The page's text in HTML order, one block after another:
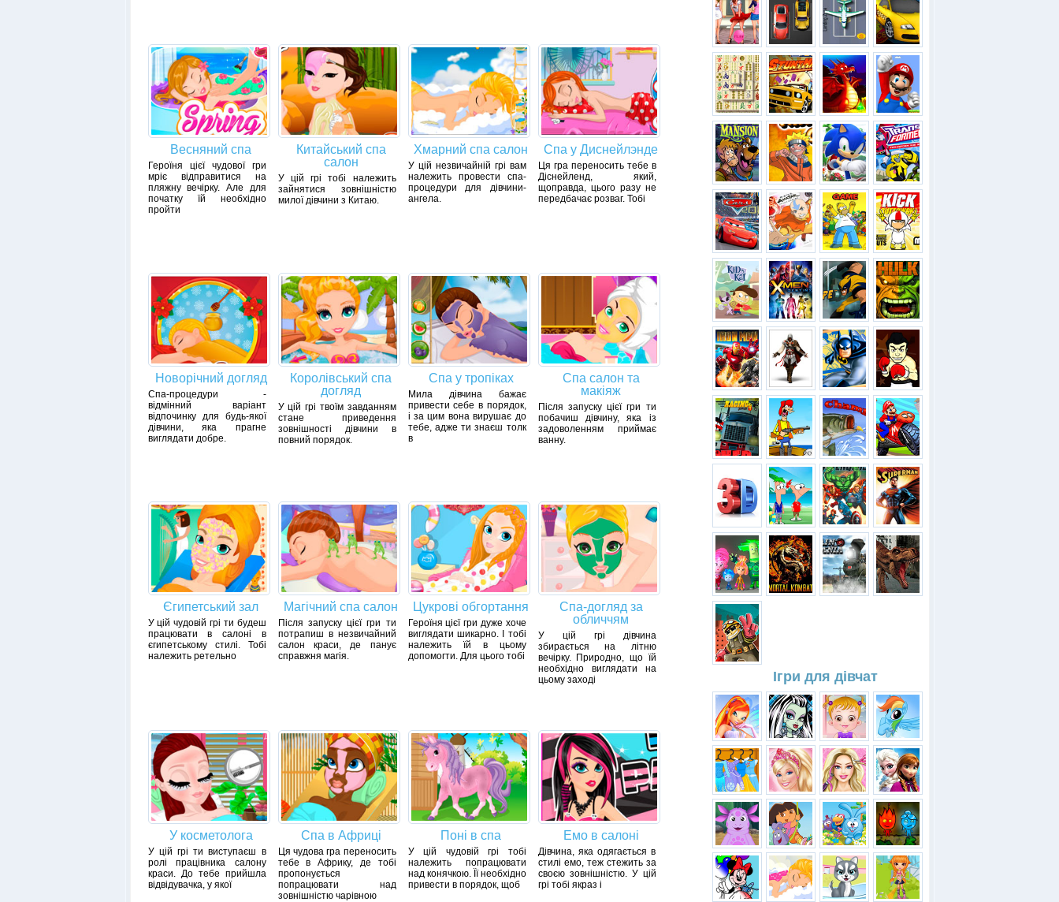
Весняний спа
Героїня цієї чудової гри
мріє відправитися на
пляжну вечірку. Але для
початку їй необхідно
пройти
Китайський спа
салон
У цій грі тобі належить
зайнятися зовнішністю
милої дівчини з Китаю.
Хмарний спа салон
У цій незвичайній грі вам
належить провести спа-
процедури для дівчини-
ангела.
Спа у Диснейлэнде
Ця гра переносить тебе в
Діснейленд, який,
щоправда, цього разу не
передбачає розваг. Тобі
Новорічний догляд
Спа-процедури -
відмінний варіант
відпочинку для будь-якої
дівчини, яка прагне
виглядати добре.
Королівський спа
догляд
У цій грі твоїм завданням
стане приведення
зовнішності дівчини в
повний порядок.
Спа у тропіках
Мила дівчина бажає
привести себе в порядок,
і за цим вона вирушає до
тебе, адже ти знаєш толк
в
Спа салон та
макіяж
Після запуску цієї гри ти
побачиш дівчину, яка із
задоволенням приймає
ванну.
Єгипетський зал
У цій чудовій грі ти будеш
працювати в салоні в
єгипетському стилі. Тобі
належить ретельно
Магічний спа салон
Після запуску цієї гри ти
потрапиш в незвичайний
салон краси, де панує
справжня магія.
Цукрові обгортання
Героїня цієї гри дуже хоче
виглядати шикарно. І тобі
належить їй в цьому
допомогти. Для цього тобі
Спа-догляд за
обличчям
У цій грі дівчина
збирається на літню
вечірку. Природно, що їй
необхідно виглядати на
цьому заході
У косметолога
У цій грі ти виступаєш в
ролі працівника салону
краси. До тебе прийшла
відвідувачка, у якої
Спа в Африці
Ця чудова гра переносить
тебе в Африку, де тобі
пропонується
попрацювати над
зовнішністю чарівною
Поні в спа
У цій чудовій грі тобі
належить попрацювати
над конячкою. Її необхідно
привести в порядок, щоб
Емо в салоні
Дівчина, яка одягається в
стилі емо, теж стежить за
своєю зовнішністю. У цій
грі тобі якраз і
Ігри для дівчат